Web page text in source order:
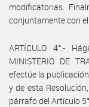
modificatorias.
conjuntamente con
ARTÍCULO 4°.-
MINISTERIO DE
efectúe la
y de esta
párrafo del Artículo